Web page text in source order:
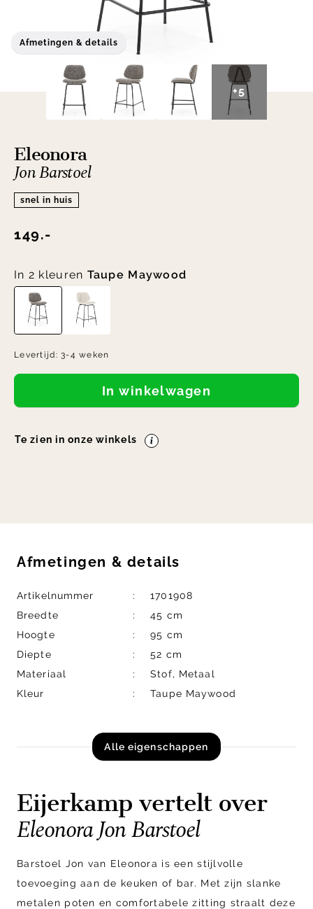
Afmetingen & details
+5
Eleonora
Jon Barstoel
snel in huis
149.-
In 2 kleuren Taupe Maywood
Levertijd:3-4 weken
In winkelwagen
Te zien in onze winkels
Afmetingen & details
Artikelnummer
1701908
Breedte
45 cm
Hoogte
95 cm
Diepte
52 cm
Materiaal
Stof, Metaal
Kleur
Taupe Maywood
Alle eigenschappen
Eijerkamp vertelt over
Eleonora Jon Barstoel
Barstoel Jon van Eleonora is een stijlvolle
toevoeging aan de keuken of bar. Met zijn slanke
metalen poten en comfortabele zitting straalt deze